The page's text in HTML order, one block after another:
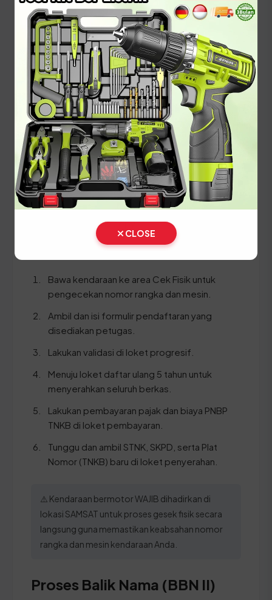
berjalan lancar tanpa kendala.
Panduan Pajak 5 Tahunan
(Ganti Plat) di Sumatera Utara
Setiap lima tahun, pemilik kendaraan wajib
melakukan pergantian pelat nomor dan cek fisik
kendaraan. Siapkan dokumen tambahan ini:
STNK asli
KTP asli
SKPD asli
BPKB asli & copy
Bawa kendaraan ke area Cek Fisik untuk
pengecekan nomor rangka dan mesin.
Ambil dan isi formulir pendaftaran yang
disediakan petugas.
Lakukan validasi di loket progresif.
Menuju loket daftar ulang 5 tahun untuk
menyerahkan seluruh berkas.
Lakukan pembayaran pajak dan biaya PNBP
TNKB di loket pembayaran.
Tunggu dan ambil STNK, SKPD, serta Plat
Nomor (TNKB) baru di loket penyerahan.
⚠️ Kendaraan bermotor WAJIB dihadirkan di
lokasi SAMSAT untuk proses gesek fisik secara
langsung guna memastikan keabsahan nomor
rangka dan mesin kendaraan Anda.
Proses Balik Nama (BBN II)
CLOSE